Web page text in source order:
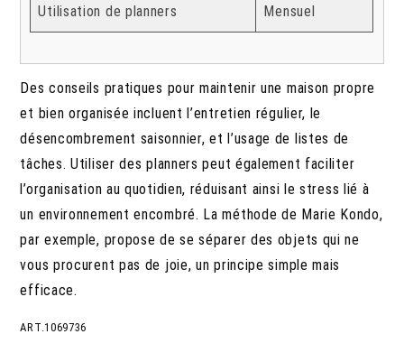
Utilisation de planners Mensuel
Des conseils pratiques pour maintenir une maison propre
et bien organisée incluent l’entretien régulier, le
désencombrement saisonnier, et l’usage de listes de
tâches. Utiliser des planners peut également faciliter
l’organisation au quotidien, réduisant ainsi le stress lié à
un environnement encombré. La méthode de Marie Kondo,
par exemple, propose de se séparer des objets qui ne
vous procurent pas de joie, un principe simple mais
efficace.
ART.1069736